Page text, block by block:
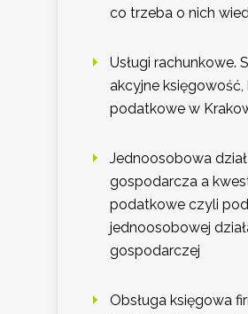
co trzeba o nich
Usługi rachunkowe.
akcyjne księgowość,
podatkowe w
Jednoosobowa
gospodarcza a
podatkowe czyli
jednoosobowej
gospodarczej
Obsługa księgowa